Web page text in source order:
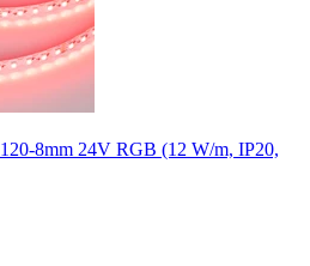
8mm 24V RGB (12 W/m, IP20,